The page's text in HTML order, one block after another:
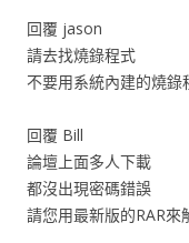
回覆 jason
請去找燒錄程式
不要用系統內建的燒錄
回覆 Bill
論壇上面多人下載
都沒出現密碼錯誤
請您用最新版的RAR來